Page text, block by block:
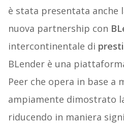
è stata presentata
nuova partnership con
intercontinentale di
BLender è una
Peer che opera in base a
ampiamente dimostrato
riducendo in maniera